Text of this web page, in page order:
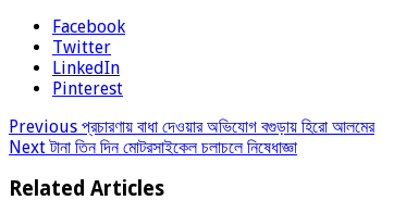
Facebook
Twitter
LinkedIn
Pinterest
Previous প্রচারণায় বাধা দেওয়ার অভিযোগ বগুড়ায় হিরো আলমের
Nextটানা তিন দিন মোটরসাইকেল চলাচলে নিষেধাজ্ঞা
Related Articles